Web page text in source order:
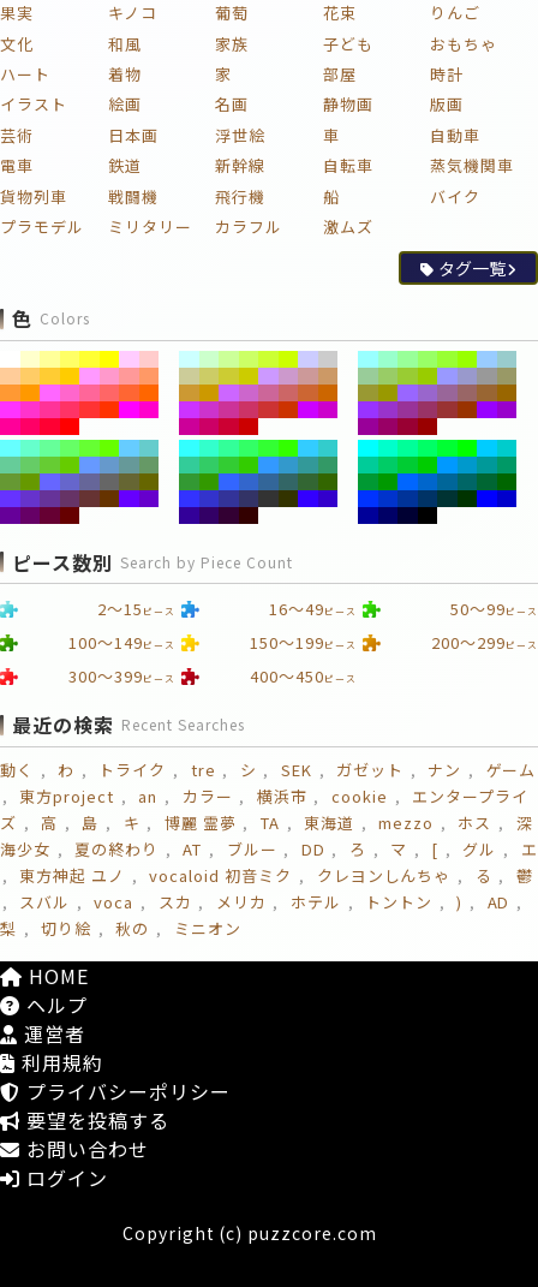
果実
キノコ 葡萄 花束
りんご
文化
和風 家族 子ども
おもちゃ
ハート
着物 家 部屋
時計
イラスト
絵画 名画 静物画
版画
芸術
日本画 浮世絵 車
自動車
電車
鉄道 新幹線 自転車
蒸気機関車
貨物列車
戦闘機 飛行機 船
バイク
プラモデル
ミリタリー カラフル 激ムズ
タグ一覧
色 Colors
ピース数別 Search by Piece Count
2～15 ピース 16～49ピース 50～99ピース
100～149ピース 150～199ピース 200～299ピース
300～399ピース 400～450ピース
最近の検索 Recent Searches
動く わ トライク tre シ SEK ガゼット ナン
ゲーム
東方project
an カラー 横浜市 cookie
エンタープライ
ズ
高 島 キ 博麗 霊夢 TA 東海道 mezzo ホス
深
海少女
夏の終わり AT ブルー DD ろ マ [ グル
エ
東方神起 ユノ
vocaloid 初音ミク クレヨンしんちゃ る
鬱
スバル
voca スカ メリカ ホテル トントン )
AD
梨
切り絵 秋の ミニオン
HOME
ヘルプ
運営者
利用規約
プライバシーポリシー
要望を投稿する
お問い合わせ
ログイン
Copyright (c) puzzcore.com